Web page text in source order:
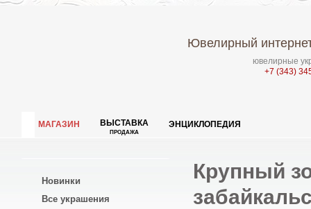
Ювелирный
ювелирные
+7 (343)
МАГАЗИН ВЫСТАВКА
ПРОДАЖА
ЭНЦИКЛОПЕДИЯ
Новинки
Все украшения
Крупный